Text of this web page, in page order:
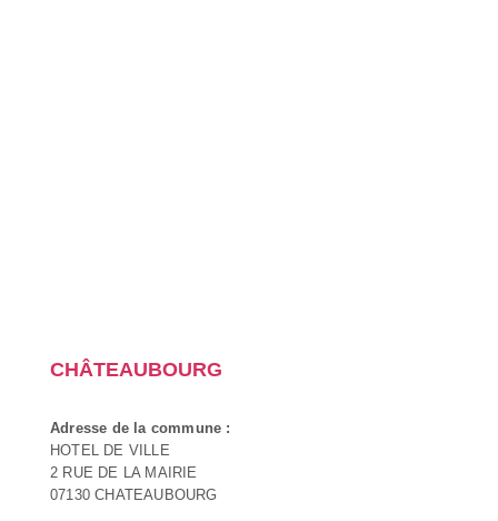
CHÂTEAUBOURG
Adresse de la commune :
HOTEL DE VILLE
2 RUE DE LA MAIRIE
07130 CHATEAUBOURG